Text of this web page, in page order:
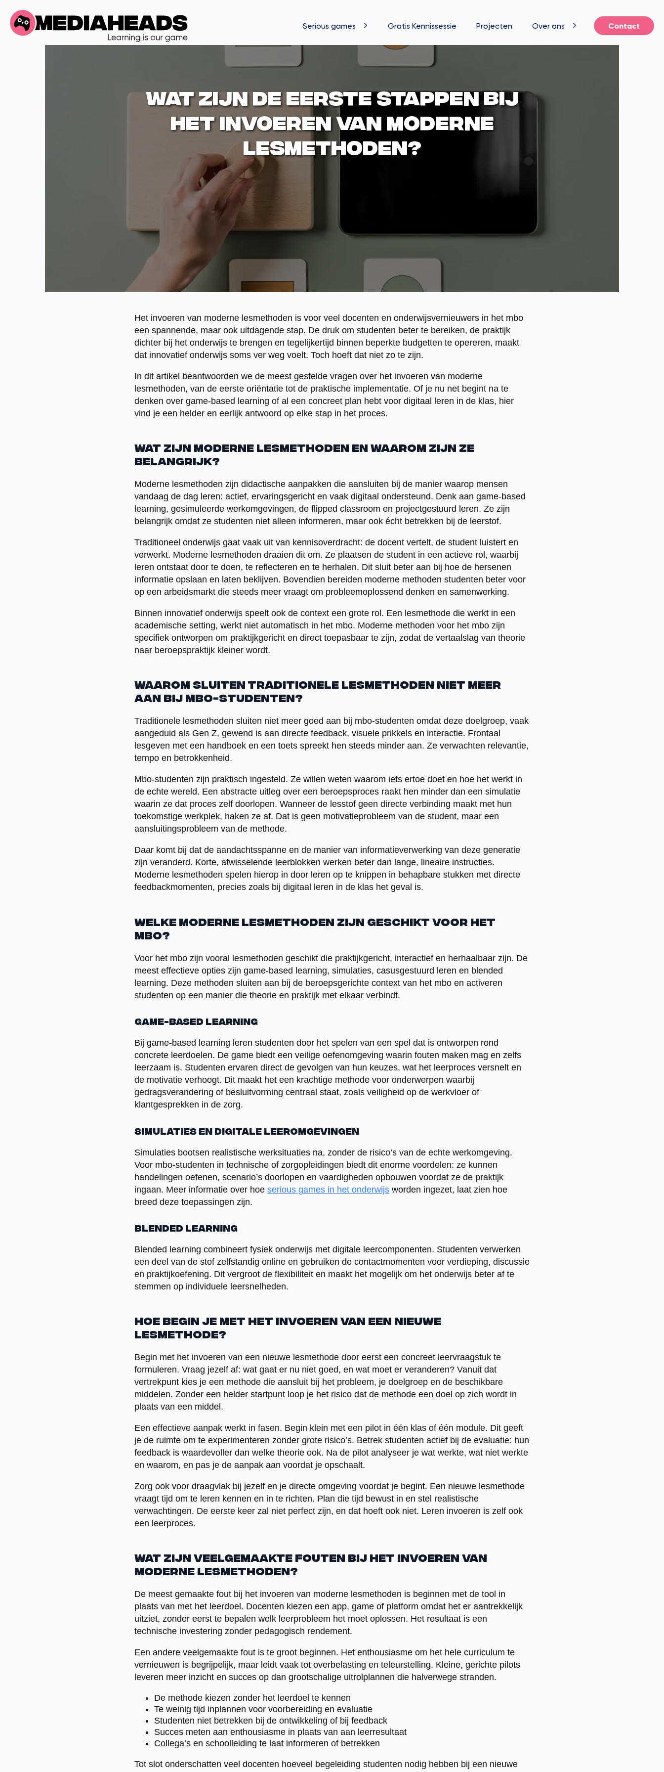
Serious games Gratis Kennissessie Projecten Over ons Contact
Wat zijn de eerste stappen bij
het invoeren van moderne
lesmethoden?
Het invoeren van moderne lesmethoden is voor veel docenten en onderwijsvernieuwers in het mbo
een spannende, maar ook uitdagende stap. De druk om studenten beter te bereiken, de praktijk
dichter bij het onderwijs te brengen en tegelijkertijd binnen beperkte budgetten te opereren, maakt
dat innovatief onderwijs soms ver weg voelt. Toch hoeft dat niet zo te zijn.
In dit artikel beantwoorden we de meest gestelde vragen over het invoeren van moderne
lesmethoden, van de eerste oriëntatie tot de praktische implementatie. Of je nu net begint na te
denken over game-based learning of al een concreet plan hebt voor digitaal leren in de klas, hier
vind je een helder en eerlijk antwoord op elke stap in het proces.
Wat zijn moderne lesmethoden en waarom zijn ze
belangrijk?
Moderne lesmethoden zijn didactische aanpakken die aansluiten bij de manier waarop mensen
vandaag de dag leren: actief, ervaringsgericht en vaak digitaal ondersteund. Denk aan game-based
learning, gesimuleerde werkomgevingen, de flipped classroom en projectgestuurd leren. Ze zijn
belangrijk omdat ze studenten niet alleen informeren, maar ook écht betrekken bij de leerstof.
Traditioneel onderwijs gaat vaak uit van kennisoverdracht: de docent vertelt, de student luistert en
verwerkt. Moderne lesmethoden draaien dit om. Ze plaatsen de student in een actieve rol, waarbij
leren ontstaat door te doen, te reflecteren en te herhalen. Dit sluit beter aan bij hoe de hersenen
informatie opslaan en laten beklijven. Bovendien bereiden moderne methoden studenten beter voor
op een arbeidsmarkt die steeds meer vraagt om probleemoplossend denken en samenwerking.
Binnen innovatief onderwijs speelt ook de context een grote rol. Een lesmethode die werkt in een
academische setting, werkt niet automatisch in het mbo. Moderne methoden voor het mbo zijn
specifiek ontworpen om praktijkgericht en direct toepasbaar te zijn, zodat de vertaalslag van theorie
naar beroepspraktijk kleiner wordt.
Waarom sluiten traditionele lesmethoden niet meer
aan bij mbo-studenten?
Traditionele lesmethoden sluiten niet meer goed aan bij mbo-studenten omdat deze doelgroep, vaak
aangeduid als Gen Z, gewend is aan directe feedback, visuele prikkels en interactie. Frontaal
lesgeven met een handboek en een toets spreekt hen steeds minder aan. Ze verwachten relevantie,
tempo en betrokkenheid.
Mbo-studenten zijn praktisch ingesteld. Ze willen weten waarom iets ertoe doet en hoe het werkt in
de echte wereld. Een abstracte uitleg over een beroepsproces raakt hen minder dan een simulatie
waarin ze dat proces zelf doorlopen. Wanneer de lesstof geen directe verbinding maakt met hun
toekomstige werkplek, haken ze af. Dat is geen motivatieprobleem van de student, maar een
aansluitingsprobleem van de methode.
Daar komt bij dat de aandachtsspanne en de manier van informatieverwerking van deze generatie
zijn veranderd. Korte, afwisselende leerblokken werken beter dan lange, lineaire instructies.
Moderne lesmethoden spelen hierop in door leren op te knippen in behapbare stukken met directe
feedbackmomenten, precies zoals bij digitaal leren in de klas het geval is.
Welke moderne lesmethoden zijn geschikt voor het
mbo?
Voor het mbo zijn vooral lesmethoden geschikt die praktijkgericht, interactief en herhaalbaar zijn. De
meest effectieve opties zijn game-based learning, simulaties, casusgestuurd leren en blended
learning. Deze methoden sluiten aan bij de beroepsgerichte context van het mbo en activeren
studenten op een manier die theorie en praktijk met elkaar verbindt.
Game-based learning
Bij game-based learning leren studenten door het spelen van een spel dat is ontworpen rond
concrete leerdoelen. De game biedt een veilige oefenomgeving waarin fouten maken mag en zelfs
leerzaam is. Studenten ervaren direct de gevolgen van hun keuzes, wat het leerproces versnelt en
de motivatie verhoogt. Dit maakt het een krachtige methode voor onderwerpen waarbij
gedragsverandering of besluitvorming centraal staat, zoals veiligheid op de werkvloer of
klantgesprekken in de zorg.
Simulaties en digitale leeromgevingen
Simulaties bootsen realistische werksituaties na, zonder de risico’s van de echte werkomgeving.
Voor mbo-studenten in technische of zorgopleidingen biedt dit enorme voordelen: ze kunnen
handelingen oefenen, scenario’s doorlopen en vaardigheden opbouwen voordat ze de praktijk
ingaan. Meer informatie over hoe serious games in het onderwijs worden ingezet, laat zien hoe
breed deze toepassingen zijn.
Blended learning
Blended learning combineert fysiek onderwijs met digitale leercomponenten. Studenten verwerken
een deel van de stof zelfstandig online en gebruiken de contactmomenten voor verdieping, discussie
en praktijkoefening. Dit vergroot de flexibiliteit en maakt het mogelijk om het onderwijs beter af te
stemmen op individuele leersnelheden.
Hoe begin je met het invoeren van een nieuwe
lesmethode?
Begin met het invoeren van een nieuwe lesmethode door eerst een concreet leervraagstuk te
formuleren. Vraag jezelf af: wat gaat er nu niet goed, en wat moet er veranderen? Vanuit dat
vertrekpunt kies je een methode die aansluit bij het probleem, je doelgroep en de beschikbare
middelen. Zonder een helder startpunt loop je het risico dat de methode een doel op zich wordt in
plaats van een middel.
Een effectieve aanpak werkt in fasen. Begin klein met een pilot in één klas of één module. Dit geeft
je de ruimte om te experimenteren zonder grote risico’s. Betrek studenten actief bij de evaluatie: hun
feedback is waardevoller dan welke theorie ook. Na de pilot analyseer je wat werkte, wat niet werkte
en waarom, en pas je de aanpak aan voordat je opschaalt.
Zorg ook voor draagvlak bij jezelf en je directe omgeving voordat je begint. Een nieuwe lesmethode
vraagt tijd om te leren kennen en in te richten. Plan die tijd bewust in en stel realistische
verwachtingen. De eerste keer zal niet perfect zijn, en dat hoeft ook niet. Leren invoeren is zelf ook
een leerproces.
Wat zijn veelgemaakte fouten bij het invoeren van
moderne lesmethoden?
De meest gemaakte fout bij het invoeren van moderne lesmethoden is beginnen met de tool in
plaats van met het leerdoel. Docenten kiezen een app, game of platform omdat het er aantrekkelijk
uitziet, zonder eerst te bepalen welk leerprobleem het moet oplossen. Het resultaat is een
technische investering zonder pedagogisch rendement.
Een andere veelgemaakte fout is te groot beginnen. Het enthousiasme om het hele curriculum te
vernieuwen is begrijpelijk, maar leidt vaak tot overbelasting en teleurstelling. Kleine, gerichte pilots
leveren meer inzicht en succes op dan grootschalige uitrolplannen die halverwege stranden.
De methode kiezen zonder het leerdoel te kennen
Te weinig tijd inplannen voor voorbereiding en evaluatie
Studenten niet betrekken bij de ontwikkeling of bij feedback
Succes meten aan enthousiasme in plaats van aan leerresultaat
Collega’s en schoolleiding te laat informeren of betrekken
Tot slot onderschatten veel docenten hoeveel begeleiding studenten nodig hebben bij een nieuwe